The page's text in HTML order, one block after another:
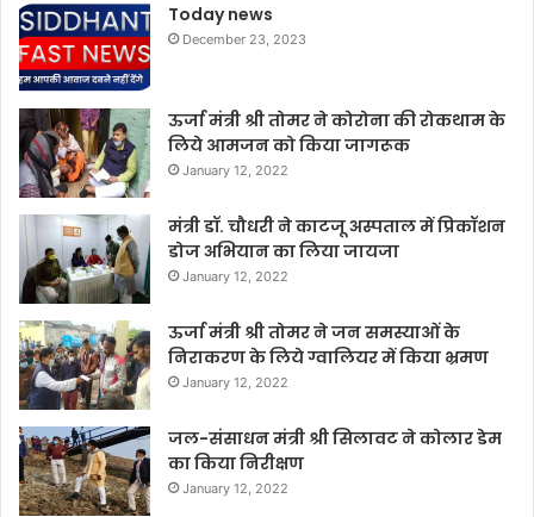
Today news
December 23, 2023
ऊर्जा मंत्री श्री तोमर ने कोरोना की रोकथाम के
लिये आमजन को किया जागरूक
January 12, 2022
मंत्री डॉ. चौधरी ने काटजू अस्पताल में प्रिकॉशन
डोज अभियान का लिया जायजा
January 12, 2022
ऊर्जा मंत्री श्री तोमर ने जन समस्याओं के
निराकरण के लिये ग्वालियर में किया भ्रमण
January 12, 2022
जल-संसाधन मंत्री श्री सिलावट ने कोलार डेम
का किया निरीक्षण
January 12, 2022